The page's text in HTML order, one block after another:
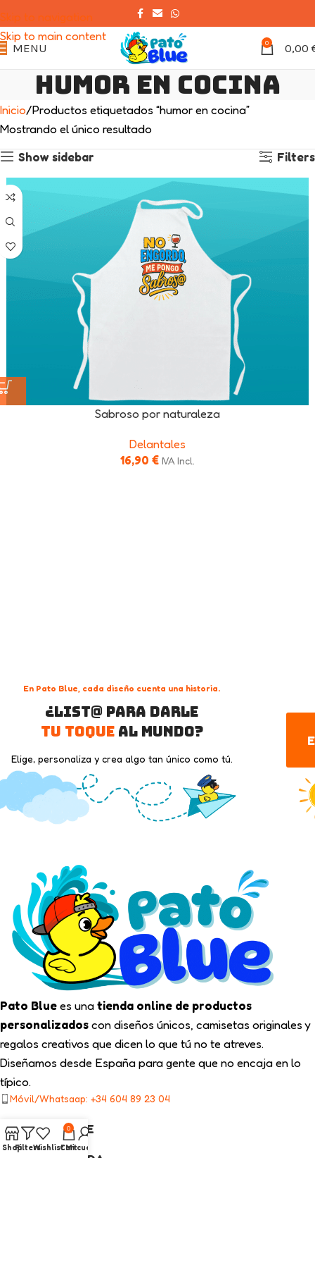
Skip to navigation
Skip to main content
MENU 0 0,00
humor en cocina
Inicio Productos etiquetados “humor en cocina”
Mostrando el único resultado
Show sidebar
Filters
Sabroso por naturaleza
Delantales
16,90 € IVA Incl.
En Pato Blue, cada diseño cuenta una historia.
¿List@ para darle
tu toqueal mundo?
Elige, personaliza y crea algo tan único como tú.
Pato Bluees unatienda online de productos
personalizadoscon diseños únicos, camisetas originales y
regalos creativos que dicen lo que tú no te atreves.
Diseñamos desde España para gente que no encaja en lo
típico.
Móvil/Whatsaap: +34 604 89 23 04
TIPS PATO BLUE
NUESTRA TIENDA
ShopFiltersWishlist
0
Cart
Mi cuenta